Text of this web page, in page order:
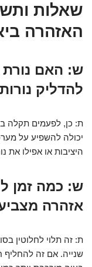
שאלות
האזהרה
ש: האם נורת
להדליק
יכולה להשפיע על
היציבות או אפילו את
ש: כמה זמן
אזהרה
ת: זה תלוי לחלוטין
שנייה. אם זה להחליף